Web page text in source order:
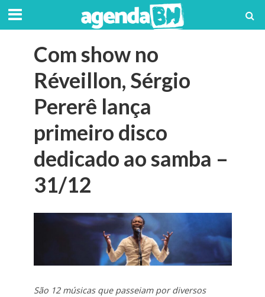
Com show no
Réveillon, Sérgio
Pererê lança
primeiro disco
dedicado ao samba –
31/12
São 12 músicas que passeiam por diversos